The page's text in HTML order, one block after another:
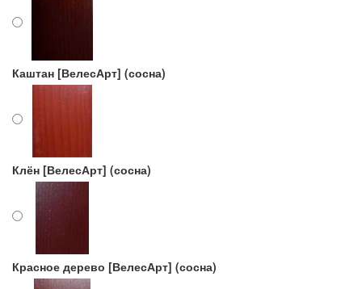
Каштан [ВелесАрт] (сосна)
Клён [ВелесАрт] (сосна)
Красное дерево [ВелесАрт] (сосна)